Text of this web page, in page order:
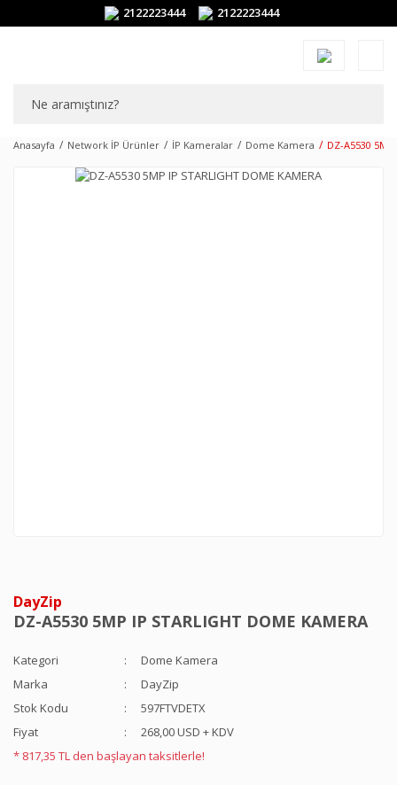
2122223444 2122223444
Anasayfa Network İP Ürünler İP Kameralar Dome Kamera DZ-A5530 5MP
DayZip
DZ-A5530 5MP IP STARLIGHT DOME KAMERA
Kategori
Dome Kamera
Marka
DayZip
Stok Kodu
597FTVDETX
Fiyat
268,00 USD + KDV
* 817,35 TL den başlayan taksitlerle!